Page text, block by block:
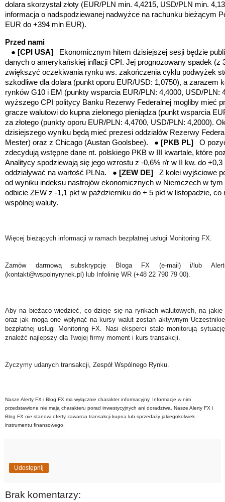
dolara skorzystał złoty (EUR/PLN min. 4,4215, USD/PLN min.
informacja o nadspodziewanej nadwyżce na rachunku bieżącym
EUR do +394 mln EUR).
Przed nami
● [CPI USA]
Ekonomicznym hitem dzisiejszej sesji będzie
danych o amerykańskiej inflacji CPI. Jej prognozowany spadek (z
zwiększyć oczekiwania rynku ws. zakończenia cyklu podwyżek
szkodliwe dla dolara (punkt oporu EUR/USD: 1,0750), a zarazem
rynków G10 i EM (punkty wsparcia EUR/PLN: 4,4000, USD/PLN:
wyższego CPI politycy Banku Rezerwy Federalnej mogliby mieć
gracze walutowi do kupna zielonego pieniądza (punkt wsparcia
za złotego (punkty oporu EUR/PLN: 4,4700, USD/PLN: 4,2000).
dzisiejszego wyniku będą mieć prezesi oddziałów Rezerwy
Mester) oraz z Chicago (Austan Goolsbee). ● [PKB PL] O
zdecydują wstępne dane nt. polskiego PKB w III kwartale, które
Analitycy spodziewają się jego wzrostu z -0,6% r/r w II kw. do
oddziaływać na wartość PLNa. ● [ZEW DE] Z kolei wyjściowe
od wyniku indeksu nastrojów ekonomicznych w Niemczech w tym
odbicie ZEW z -1,1 pkt w październiku do + 5 pkt w listopadzie, co
wspólnej waluty.
Więcej bieżących informacji w ramach bezpłatnej usługi Monitoring FX.
Zamów darmową subskrypcję Bloga FX (e-mail) i/lub
(kontakt@wspolnyrynek.pl) lub Infolinię WR (+48 22 790 79 00).
Aby na bieżąco wiedzieć, co dzieje się na rynkach walutowych, na
oraz jak mogą one wpłynąć na kursy walut zostań aktywnym
bezpłatnej usługi Monitoring FX. Nasi eksperci stale monitorują
znaleźć najlepszy dla Twojej firmy moment i kurs transakcji.
Życzymy udanych transakcji, Zespół Wspólnego Rynku.
Nasze Alerty FX i Blog FX ma wyłącznie charakter informacyjny. Informacje w nim
przedstawione nie mają charakteru porad inwestycyjnych ani doradztwa. Nasze Alerty FX i
Blog FX nie stanowi oferty zawarcia transakcji kupna lub sprzedaży jakiegokolwiek
instrumentu finansowego.
Udostępnij
Brak komentarzy: